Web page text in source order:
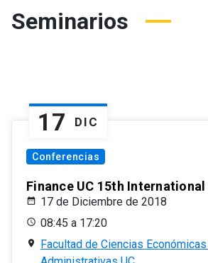
Seminarios
17 DIC
Conferencias
Finance UC 15th
17 de Diciembre de 2018
08:45 a 17:20
Facultad de Ciencias